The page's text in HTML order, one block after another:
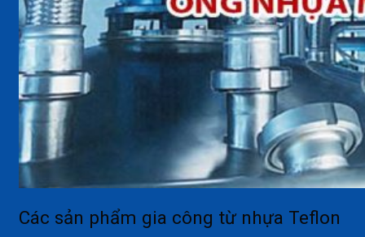
Các sản phẩm gia công từ nhựa Teflon